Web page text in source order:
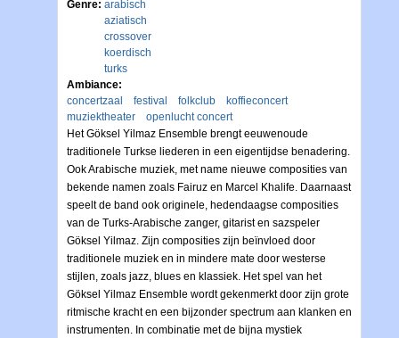
Genre: arabisch
aziatisch
crossover
koerdisch
turks
Ambiance:
concertzaal
festival folkclub
koffieconcert
muziektheater
openlucht concert
Het Göksel Yilmaz Ensemble brengt eeuwenoude
traditionele Turkse liederen in een eigentijdse benadering.
Ook Arabische muziek, met name nieuwe composities van
bekende namen zoals Fairuz en Marcel Khalife. Daarnaast
speelt de band ook originele, hedendaagse composities
van de Turks-Arabische zanger, gitarist en sazspeler
Göksel Yilmaz. Zijn composities zijn beïnvloed door
traditionele muziek en in mindere mate door westerse
stijlen, zoals jazz, blues en klassiek. Het spel van het
Göksel Yilmaz Ensemble wordt gekenmerkt door zijn grote
ritmische kracht en een bijzonder spectrum aan klanken en
instrumenten. In combinatie met de bijna mystiek